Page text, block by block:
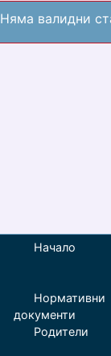
Няма валидни
Начало
Нормативни
документи
Родители